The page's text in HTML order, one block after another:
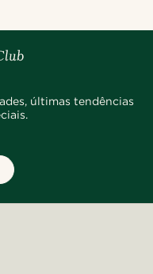
últimas tendências